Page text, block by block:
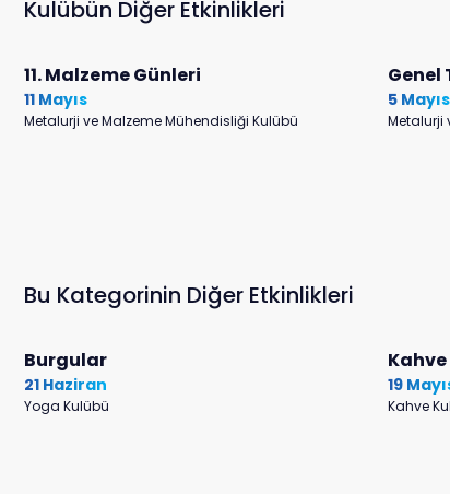
Kulübün Diğer Etkinlikleri
11. Malzeme Günleri
11 Mayıs
Metalurji ve Malzeme Mühendisliği Kulübü
Genel
5 Mayıs
Metalurji
Bu Kategorinin Diğer Etkinlikleri
Burgular
21 Haziran
Yoga Kulübü
19
Kahve